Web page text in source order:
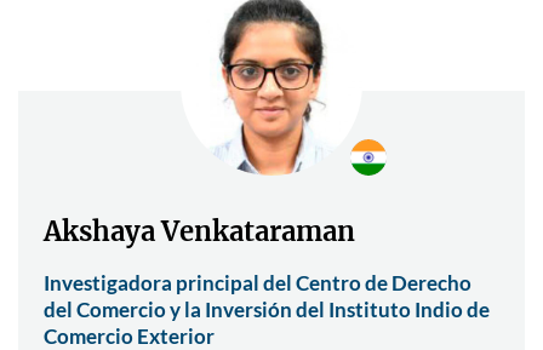
Akshaya Venkataraman
Investigadora principal del Centro de Derecho
del Comercio y la Inversión del Instituto Indio de
Comercio Exterior